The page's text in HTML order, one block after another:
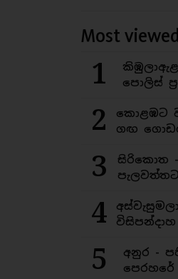
Most
1
පොලිස්
2
කොළඹට
ගඟ
3
සිරිකොත
4
5
අනුර -